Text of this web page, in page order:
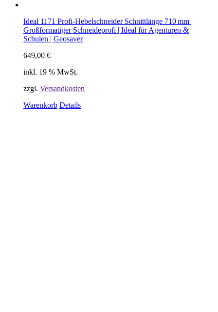
Ideal 1171 Profi-Hebelschneider Schnittlänge 710 mm |
Großformatiger Schneideprofi | Ideal für Agenturen &
Schulen | Geosaver
649,00 €
inkl. 19 % MwSt.
zzgl. Versandkosten
Warenkorb Details